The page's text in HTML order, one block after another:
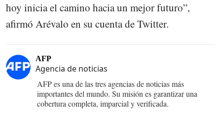
hoy inicia el camino hacia un mejor futuro”,
afirmó Arévalo en su cuenta de Twitter.
AFP
Agencia de noticias
AFP es una de las tres agencias de noticias más
importantes del mundo. Su misión es garantizar una
cobertura completa, imparcial y verificada.